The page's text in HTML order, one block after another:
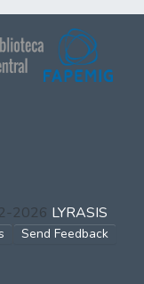
2026 LYRASIS
Send Feedback